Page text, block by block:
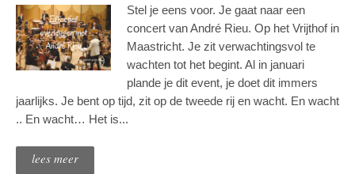
Stel je eens voor. Je gaat naar een
concert van André Rieu. Op het Vrijthof in
Maastricht. Je zit verwachtingsvol te
wachten tot het begint. Al in januari
plande je dit event, je doet dit immers
jaarlijks. Je bent op tijd, zit op de tweede rij en wacht. En wacht
.. En wacht… Het is...
lees meer